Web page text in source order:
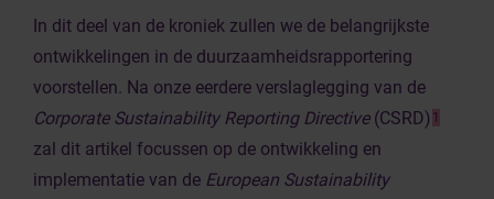
In dit deel van de kroniek zullen we de belangrijkste
ontwikkelingen in de duurzaamheidsrapportering
voorstellen. Na onze eerdere verslaglegging van de
Corporate Sustainability Reporting Directive (CSRD) 1
zal dit artikel focussen op de ontwikkeling en
implementatie van de European Sustainability